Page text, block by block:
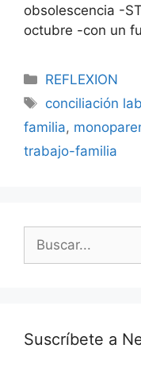
obsolescencia -
octubre -con un
REFLEXION
conciliación
familia,
trabajo-familia
Suscríbete a